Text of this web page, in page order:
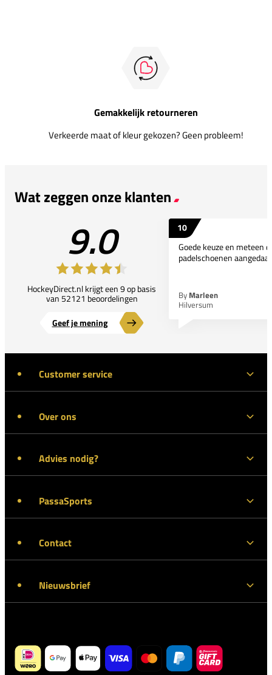
Gemakkelijk retourneren
Verkeerde maat of kleur gekozen? Geen probleem!
Wat zeggen onze klanten
9.0
HockeyDirect.nl krijgt een 9 op basis
van 52121 beoordelingen
Geef je mening
10
Goede keuze en meteen
padelschoenen
By Marleen
Hilversum
Customer service
Over ons
Advies nodig?
PassaSports
Contact
Nieuwsbrief